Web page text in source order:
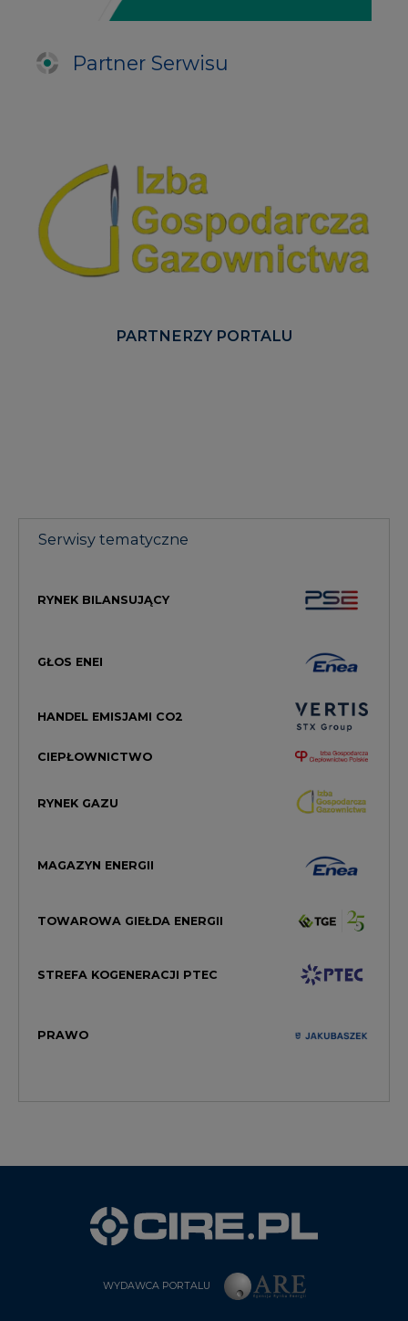
Partner Serwisu
PARTNERZY PORTALU
Serwisy tematyczne
RYNEK BILANSUJĄCY
GŁOS ENEI
HANDEL EMISJAMI CO2
CIEPŁOWNICTWO
RYNEK GAZU
MAGAZYN ENERGII
TOWAROWA GIEŁDA ENERGII
STREFA KOGENERACJI PTEC
PRAWO
WYDAWCA PORTALU